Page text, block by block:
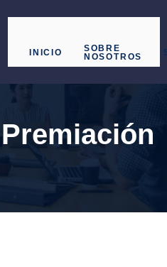
INICIO
SOBRE
NOSOTROS
Premiación